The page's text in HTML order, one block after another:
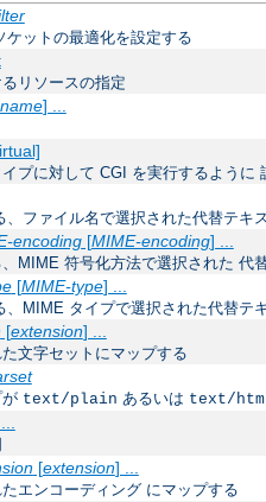
ットの最適化を設定する
リソースの指定
] ...
プに対して CGI を実行するように
ファイル名で選択された代替テキ
encoding[MIME-encoding] ...
MIME 符号化方法で選択された 代
[MIME-type] ...
、MIME タイプで選択された代替テ
[extension] ...
文字セットにマップする
text/plain あるいは text/
[extension] ...
エンコーディング にマップする